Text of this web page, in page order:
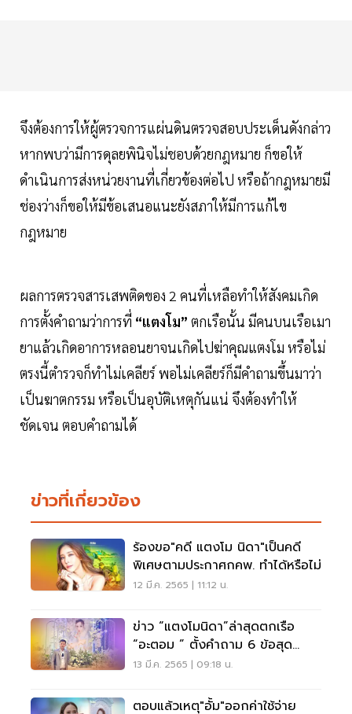
จึงต้องการให้ผู้ตรวจการแผ่นดินตรวจสอบประเด็นดังกล่าว
หากพบว่ามีการดุลยพินิจไม่ชอบด้วยกฎหมาย ก็ขอให้
ดำเนินการส่งหน่วยงานที่เกี่ยวข้องต่อไป หรือถ้ากฎหมายมี
ช่องว่างก็ขอให้มีข้อเสนอแนะยังสภาให้มีการแก้ไข
กฎหมาย
ผลการตรวจสารเสพติดของ 2 คนที่เหลือทำให้สังคมเกิด
การตั้งคำถามว่าการที่ “แตงโม” ตกเรือนั้น มีคนบนเรือเมา
ยาแล้วเกิดอาการหลอนยาจนเกิดไปฆ่าคุณแตงโม หรือไม่
ตรงนี้ตำรวจก็ทำไม่เคลียร์ พอไม่เคลียร์ก็มีคำถามขึ้นมาว่า
เป็นฆาตกรรม หรือเป็นอุบัติเหตุกันแน่ จึงต้องทำให้
ชัดเจน ตอบคำถามได้
ข่าวที่เกี่ยวข้อง
ร้องขอ"คดี แตงโม นิดา"เป็นคดี
พิเศษตามประกาศกคพ. ทำได้หรือไม่
12 มี.ค. 2565 | 11:12 น.
ข่าว “แตงโมนิดา”ล่าสุดตกเรือ
“อะตอม ” ตั้งคำถาม 6 ข้อสุด
แปลกคดีดาราสาว
13 มี.ค. 2565 | 09:18 น.
ตอบแล้วเหตุ"อั้ม"ออกค่าใช้จ่าย